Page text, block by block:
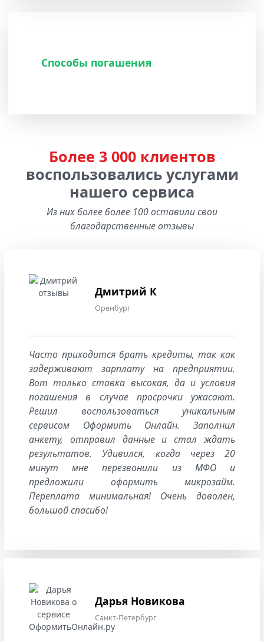
Способы погашения
Более 3 000 клиентов
воспользовались услугами
нашего сервиса
Из них более более 100 оставили свои
благодарственные отзывы
Дмитрий К
Оренбург
Часто приходится брать кредиты, так как
задерживают зарплату на предприятии.
Вот только ставка высокая, да и условия
погашения в случае просрочки ужасают.
Решил воспользоваться уникальным
сервисом Оформить Онлайн. Заполнил
анкету, отправил данные и стал ждать
результатов. Удивился, когда через 20
минут мне перезвонили из МФО и
предложили оформить микрозайм.
Переплата минимальная! Очень доволен,
большой спасибо!
Дарья Новикова
Санкт-Петербург